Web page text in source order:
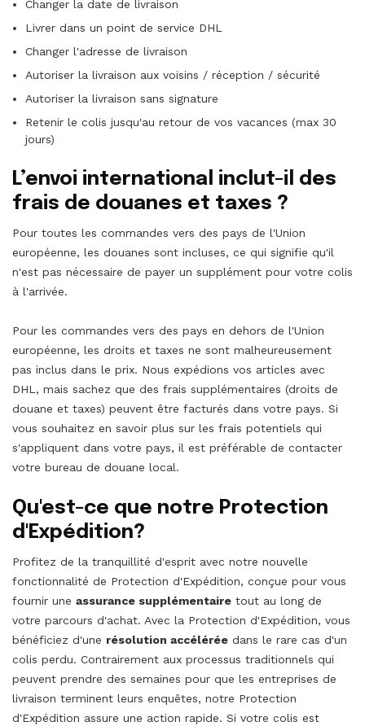
Changer la date de livraison
Livrer dans un point de service DHL
Changer l'adresse de livraison
Autoriser la livraison aux voisins / réception / sécurité
Autoriser la livraison sans signature
Retenir le colis jusqu'au retour de vos vacances (max 30
jours)
L’envoi international inclut-il des
frais de douanes et taxes ?
Pour toutes les commandes vers des pays de l'Union
européenne, les douanes sont incluses, ce qui signifie qu'il
n'est pas nécessaire de payer un supplément pour votre colis
à l'arrivée.
Pour les commandes vers des pays en dehors de l'Union
européenne, les droits et taxes ne sont malheureusement
pas inclus dans le prix. Nous expédions vos articles avec
DHL, mais sachez que des frais supplémentaires (droits de
douane et taxes) peuvent être facturés dans votre pays. Si
vous souhaitez en savoir plus sur les frais potentiels qui
s'appliquent dans votre pays, il est préférable de contacter
votre bureau de douane local.
Qu'est-ce que notre Protection
d'Expédition?
Profitez de la tranquillité d'esprit avec notre nouvelle
fonctionnalité de Protection d'Expédition, conçue pour vous
fournir une assurance supplémentaire tout au long de
votre parcours d'achat. Avec la Protection d'Expédition, vous
bénéficiez d'une résolution accélérée dans le rare cas d'un
colis perdu. Contrairement aux processus traditionnels qui
peuvent prendre des semaines pour que les entreprises de
livraison terminent leurs enquêtes, notre Protection
d'Expédition assure une action rapide. Si votre colis est